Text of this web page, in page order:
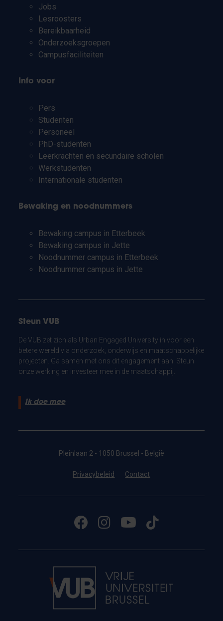
Jobs
Lesroosters
Bereikbaarheid
Onderzoeksgroepen
Campusfaciliteiten
Info voor
Pers
Studenten
Personeel
PhD-studenten
Leerkrachten en secundaire scholen
Werkstudenten
Internationale studenten
Bewaking en noodnummers
Bewaking campus in Etterbeek
Bewaking campus in Jette
Noodnummer campus in Etterbeek
Noodnummer campus in Jette
Steun VUB
De VUB zet zich als Urban Engaged University in voor een
betere wereld via onderzoek, onderwijs en maatschappelijke
projecten. Ga samen met ons dit engagement aan. Steun
onze werking en investeer mee in de maatschappij.
Ik doe mee
Pleinlaan 2 - 1050 Brussel - België
Privacybeleid Contact